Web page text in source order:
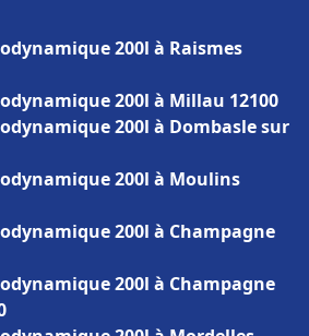
200l à Raismes
200l à Millau 12100
200l à Dombasle sur
200l à Moulins
200l à Champagne
200l à Champagne